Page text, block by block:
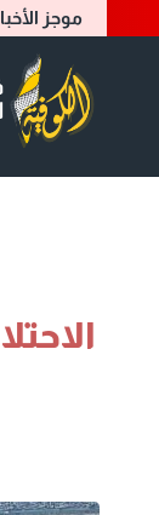
موجز